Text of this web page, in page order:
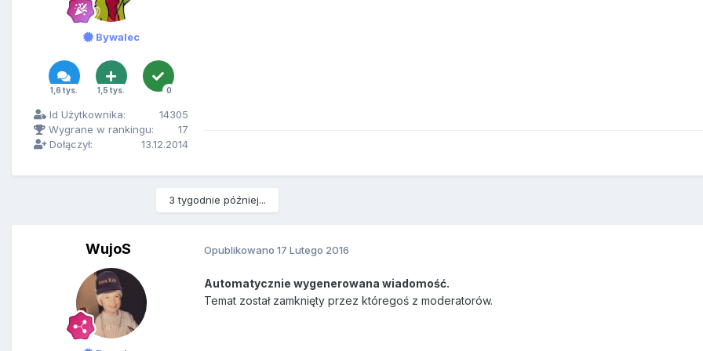
Bywalec
1,6 tys. 1,5 tys. 0
Id Użytkownika:
14305
Wygrane w rankingu:
17
Dołączył:
13.12.2014
3 tygodnie później...
WujoS Opublikowano 17 Lutego 2016
Automatycznie wygenerowana wiadomość.
Temat został zamknięty przez któregoś z moderatorów.